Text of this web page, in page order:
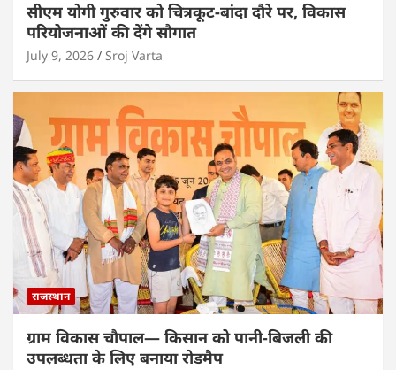
सीएम योगी गुरुवार को चित्रकूट-बांदा दौरे पर, विकास
परियोजनाओं की देंगे सौगात
July 9, 2026 Sroj Varta
राजस्थान
ग्राम विकास चौपाल— किसान को पानी-बिजली की
उपलब्धता के लिए बनाया रोडमैप